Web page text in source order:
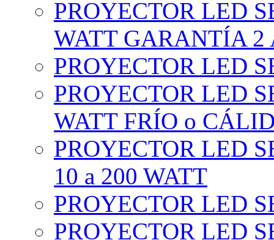
PROYECTOR LED
WATT GARANTÍA 2
PROYECTOR LED
PROYECTOR LED
WATT FRÍO o
PROYECTOR LED
10 a 200 WATT
PROYECTOR LED
PROYECTOR LED